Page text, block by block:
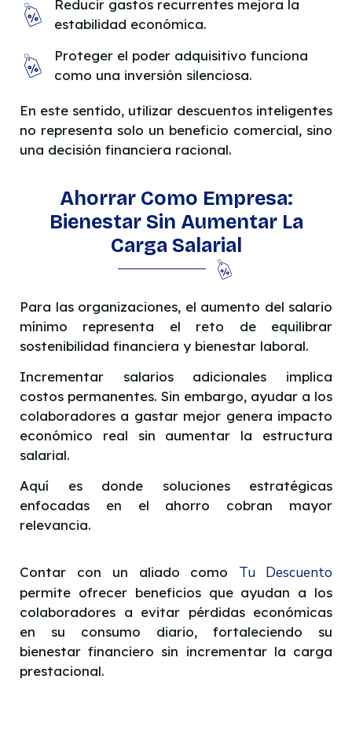
Reducir gastos recurrentes mejora la
estabilidad económica.
Proteger el poder adquisitivo funciona
como una inversión silenciosa.
En este sentido, utilizar descuentos inteligentes
no representa solo un beneficio comercial, sino
una decisión financiera racional.
Ahorrar Como Empresa:
Bienestar Sin Aumentar La
Carga Salarial
Para las organizaciones, el aumento del salario
mínimo representa el reto de equilibrar
sostenibilidad financiera y bienestar laboral.
Incrementar salarios adicionales implica
costos permanentes. Sin embargo, ayudar a los
colaboradores a gastar mejor genera impacto
económico real sin aumentar la estructura
salarial.
Aquí es donde soluciones estratégicas
enfocadas en el ahorro cobran mayor
relevancia.
Contar con un aliado como Tu Descuento
permite ofrecer beneficios que ayudan a los
colaboradores a evitar pérdidas económicas
en su consumo diario, fortaleciendo su
bienestar financiero sin incrementar la carga
prestacional.